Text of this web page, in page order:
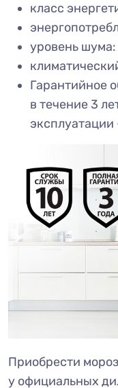
класс
уровень
Гарантийное
в течение 3
эксплуатации
Приобрести
у официальных